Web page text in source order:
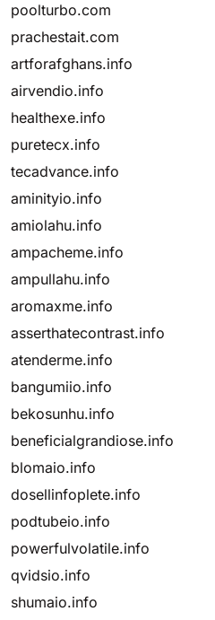
poolturbo.com
prachestait.com
artforafghans.info
airvendio.info
healthexe.info
puretecx.info
tecadvance.info
aminityio.info
amiolahu.info
ampacheme.info
ampullahu.info
aromaxme.info
asserthatecontrast.info
atenderme.info
bangumiio.info
bekosunhu.info
beneficialgrandiose.info
blomaio.info
dosellinfoplete.info
podtubeio.info
powerfulvolatile.info
qvidsio.info
shumaio.info